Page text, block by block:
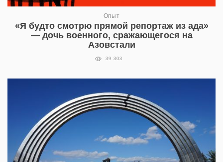
Опыт
«Я будто смотрю прямой репортаж из ада»
— дочь военного, сражающегося на
Азовстали
39 303